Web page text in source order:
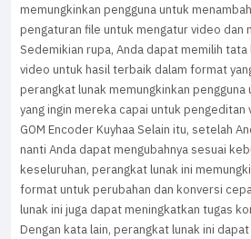
memungkinkan pengguna untuk
pengaturan file untuk mengatur video dan
Sedemikian rupa, Anda dapat memilih
video untuk hasil terbaik dalam format
perangkat lunak memungkinkan
yang ingin mereka capai untuk pengeditan
GOM Encoder Kuyhaa Selain itu, setelah
nanti Anda dapat mengubahnya sesuai
keseluruhan, perangkat lunak ini
format untuk perubahan dan konversi
lunak ini juga dapat meningkatkan tugas
Dengan kata lain, perangkat lunak ini